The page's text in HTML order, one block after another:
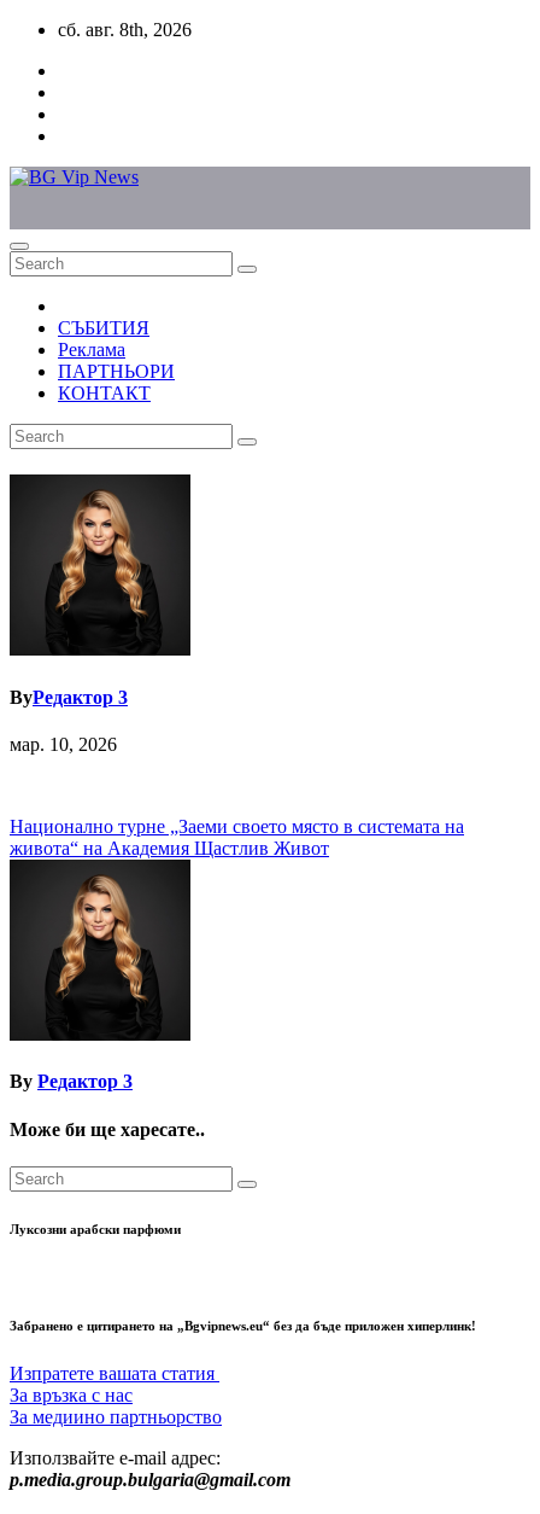
Skip
content
сб. авг. 8th, 2026
СЪБИТИЯ
Реклама
ПАРТНЬОРИ
КОНТАКТ
ByРедактор 3
мар. 10, 2026
Навигация
Национално турне „Заеми своето място в системата на
живота“ на Академия Щастлив Живот
By Редактор 3
Може би ще харесате..
Луксозни арабски парфюми
Забранено е цитирането на „Bgvipnews.eu“ без да бъде приложен хиперлинк!
Изпратете вашата статия
За връзка с нас
За медиино партньорство
Използвайте e-mail адрес:
p.media.group.bulgaria@gmail.com